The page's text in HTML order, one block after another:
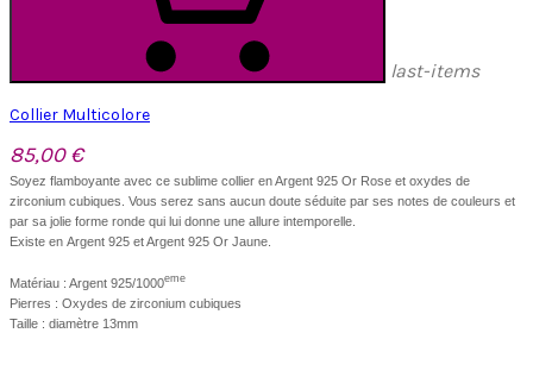
last-items
Collier Multicolore
85,00 €
Soyez flamboyante avec ce sublime collier en Argent 925 Or Rose et oxydes de
zirconium cubiques. Vous serez sans aucun doute séduite par ses notes de couleurs et
par sa jolie forme ronde qui lui donne une allure intemporelle.
Existe en Argent 925 et Argent 925 Or Jaune.
Matériau : Argent 925/1000eme
Pierres : Oxydes de zirconium cubiques
Taille : diamètre 13mm